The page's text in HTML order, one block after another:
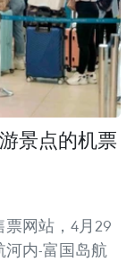
景点的机票
网站，4月29
河内-富国岛航